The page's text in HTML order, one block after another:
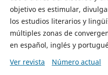
objetivo es estimular,
los estudios literarios y
múltiples zonas de
en español, inglés y
Ver revista
Número actual